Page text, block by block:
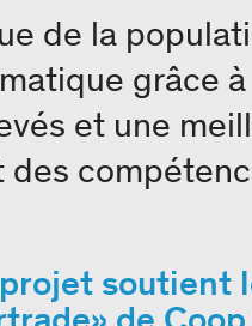
de la
grâce
et une
soutient